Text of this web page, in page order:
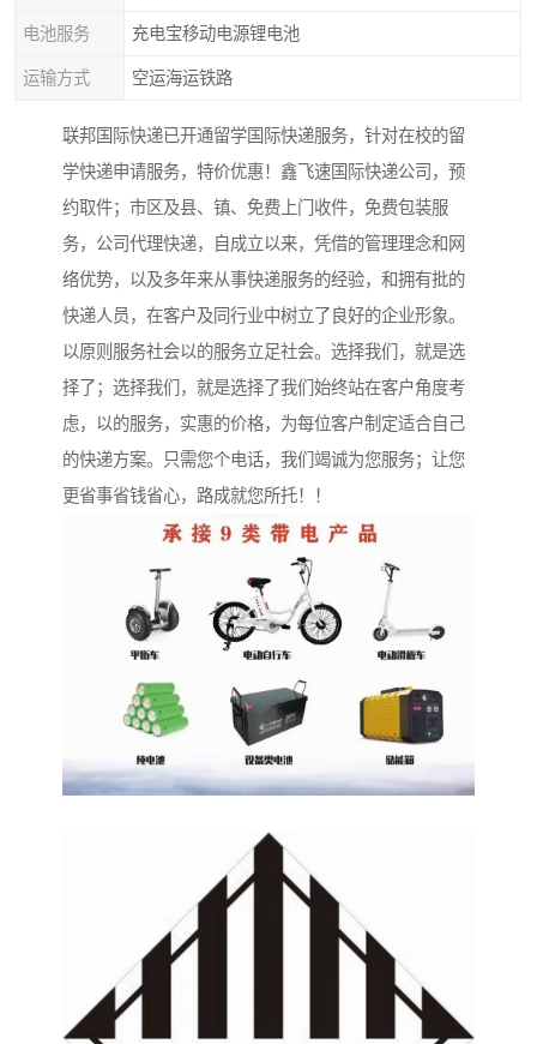
电池服务 充电宝移动电源锂电池
运输方式 空运海运铁路
联邦国际快递已开通留学国际快递服务，针对在校的留
学快递申请服务，特价优惠！鑫飞速国际快递公司，预
约取件；市区及县、镇、免费上门收件，免费包装服
务，公司代理快递，自成立以来，凭借的管理理念和网
络优势，以及多年来从事快递服务的经验，和拥有批的
快递人员，在客户及同行业中树立了良好的企业形象。
以原则服务社会以的服务立足社会。选择我们，就是选
择了；选择我们，就是选择了我们始终站在客户角度考
虑，以的服务，实惠的价格，为每位客户制定适合自己
的快递方案。只需您个电话，我们竭诚为您服务；让您
更省事省钱省心，路成就您所托！！